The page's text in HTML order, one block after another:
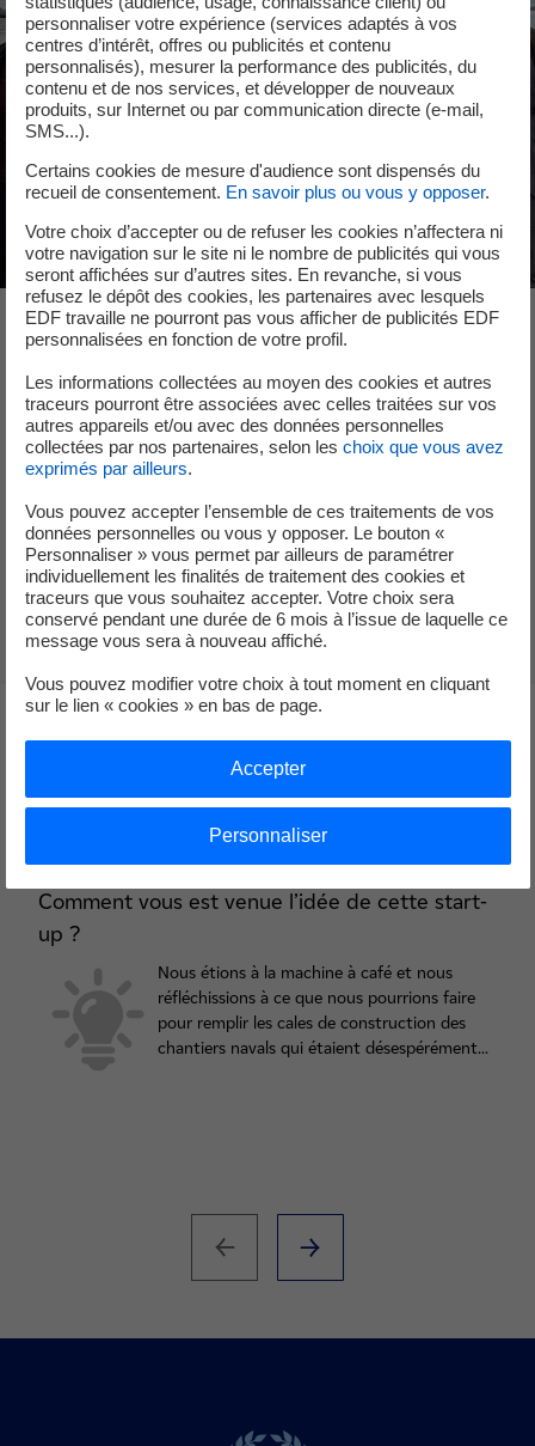
L'équipe
Multiculturelle, l’équipe est aussi fière de sa créativité
et de sa capacité d’apprentissage, que de ses
compétences en architecture navale, en
hydrodynamique ou en ingénierie financière.
Suivez-les sur Twitter
nouvel onglet
4 questions à GEPS Techno
Comment vous est venue l’idée de cette start-
up ?
Nous étions à la machine à café et nous
réfléchissions à ce que nous pourrions faire
pour remplir les cales de construction des
chantiers navals qui étaient désespérément...
personnaliser votre expérience (services adaptés à vos
centres d’intérêt, offres ou publicités et contenu
personnalisés), mesurer la performance des publicités, du
contenu et de nos services, et développer de nouveaux
produits, sur Internet ou par communication directe (e-mail,
SMS...).
Certains cookies de mesure d'audience sont dispensés du
recueil de consentement. En savoir plus ou vous y opposer.
Votre choix d’accepter ou de refuser les cookies n’affectera ni
votre navigation sur le site ni le nombre de publicités qui vous
seront affichées sur d’autres sites. En revanche, si vous
refusez le dépôt des cookies, les partenaires avec lesquels
EDF travaille ne pourront pas vous afficher de publicités EDF
personnalisées en fonction de votre profil.
Les informations collectées au moyen des cookies et autres
traceurs pourront être associées avec celles traitées sur vos
autres appareils et/ou avec des données personnelles
collectées par nos partenaires, selon les choix que vous avez
exprimés par ailleurs.
Vous pouvez accepter l’ensemble de ces traitements de vos
données personnelles ou vous y opposer. Le bouton «
Personnaliser » vous permet par ailleurs de paramétrer
individuellement les finalités de traitement des cookies et
traceurs que vous souhaitez accepter. Votre choix sera
conservé pendant une durée de 6 mois à l’issue de laquelle ce
message vous sera à nouveau affiché.
Vous pouvez modifier votre choix à tout moment en cliquant
sur le lien « cookies » en bas de page.
Personnaliser
Accepter